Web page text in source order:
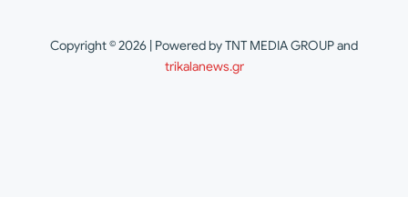
Copyright © 2026 | Powered by TNT MEDIA GROUP and
trikalanews.gr